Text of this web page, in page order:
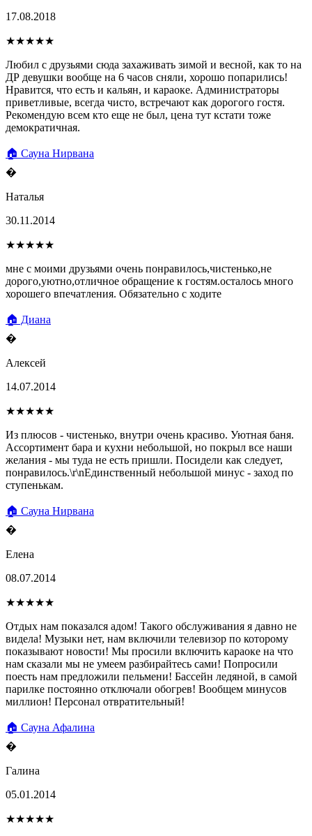
17.08.2018
★★★★★
Любил с друзьями сюда захаживать зимой и весной, как то на
ДР девушки вообще на 6 часов сняли, хорошо попарились!
Нравится, что есть и кальян, и караоке. Администраторы
приветливые, всегда чисто, встречают как дорогого гостя.
Рекомендую всем кто еще не был, цена тут кстати тоже
демократичная.
🏠 Сауна Нирвана
�
Наталья
30.11.2014
★★★★★
мне с моими друзьями очень понравилось,чистенько,не
дорого,уютно,отличное обращение к гостям.осталось много
хорошего впечатления. Обязательно с ходите
🏠 Диана
�
Алексей
14.07.2014
★★★★★
Из плюсов - чистенько, внутри очень красиво. Уютная баня.
Ассортимент бара и кухни небольшой, но покрыл все наши
желания - мы туда не есть пришли. Посидели как следует,
понравилось.\r\nЕдинственный небольшой минус - заход по
ступенькам.
🏠 Сауна Нирвана
�
Елена
08.07.2014
★★★★★
Отдых нам показался адом! Такого обслуживания я давно не
видела! Музыки нет, нам включили телевизор по которому
показывают новости! Мы просили включить караоке на что
нам сказали мы не умеем разбирайтесь сами! Попросили
поесть нам предложили пельмени! Бассейн ледяной, в самой
парилке постоянно отключали обогрев! Вообщем минусов
миллион! Персонал отвратительный!
🏠 Сауна Афалина
�
Галина
05.01.2014
★★★★★